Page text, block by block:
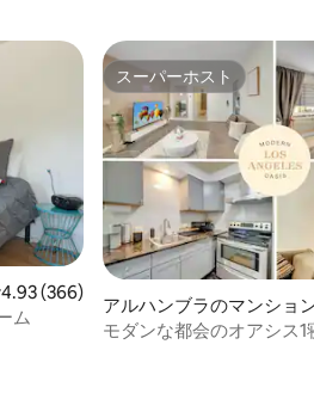
ビュー366件、5つ星中4.93つ星の平均
4.93 (366)
ム
スーパーホスト
スーパーホスト
アルハンブラのマンショ
アパート
モダンな都会のオアシス1